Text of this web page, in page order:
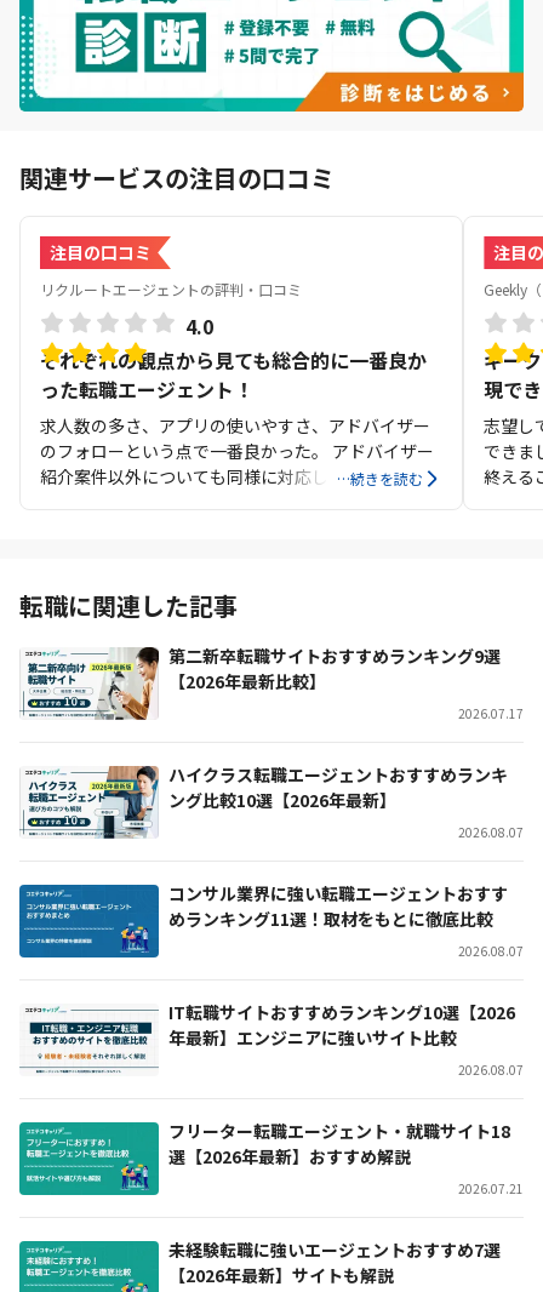
関連サービスの注目の口コミ
注目の口コミ
リクルートエージェントの評判・口コミ
4.0
それぞれの観点から見ても総合的に一番良か
った転職エージェント！
求人数の多さ、アプリの使いやすさ、アドバイザー
のフォローという点で一番良かった。 アドバイザー
紹介案件以外についても同様に対応してくれた。
…続きを読む
注目
Geekly
ギー
現で
志望し
できま
終える
転職に関連した記事
第二新卒転職サイトおすすめランキング9選
【2026年最新比較】
2026.07.17
ハイクラス転職エージェントおすすめランキ
ング比較10選【2026年最新】
2026.08.07
コンサル業界に強い転職エージェントおすす
めランキング11選！取材をもとに徹底比較
2026.08.07
IT転職サイトおすすめランキング10選【2026
年最新】エンジニアに強いサイト比較
2026.08.07
フリーター転職エージェント・就職サイト18
選【2026年最新】おすすめ解説
2026.07.21
未経験転職に強いエージェントおすすめ7選
【2026年最新】サイトも解説